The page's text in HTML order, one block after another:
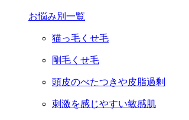
お悩み別一覧
猫っ毛くせ毛
剛毛くせ毛
頭皮のべたつきや皮脂過剰
刺激を感じやすい敏感肌